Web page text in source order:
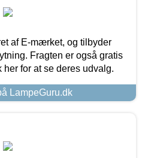
af E-mærket, og tilbyder
Fragten er også gratis
for at se deres udvalg.
LampeGuru.dk